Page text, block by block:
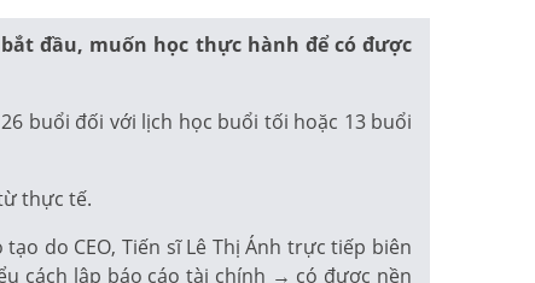
đầu, muốn học thực hành để có được
buổi đối với lịch học buổi tối hoặc 13 buổi
thực tế.
do CEO, Tiến sĩ Lê Thị Ánh trực tiếp biên
cách lập báo cáo tài chính → có được nền